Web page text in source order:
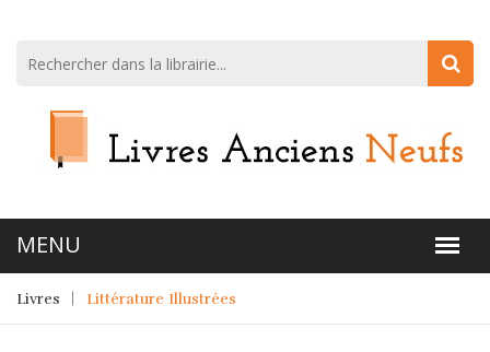
Livres Littérature Illustrées